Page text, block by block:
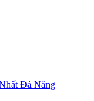
Đà Năng